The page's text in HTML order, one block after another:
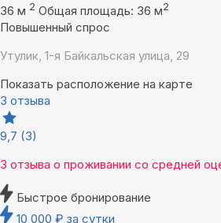
36 м 2 Общая площадь: 36 м2
Повышенный спрос
Утулик, 1-я Байкальская улица, 29
Показать расположение на карте
3 отзыва
9,7 (3)
3 отзыва о проживании со средней
Быстрое бронирование
10 000 ₽ за сутки